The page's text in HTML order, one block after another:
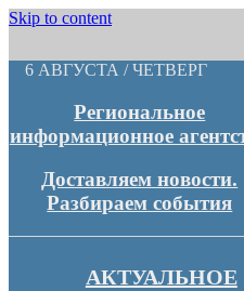
Skip to content
6 АВГУСТА / ЧЕТВЕРГ
Региональное
информационное
Доставляем новости.
Разбираем события
АКТУАЛЬНОЕ